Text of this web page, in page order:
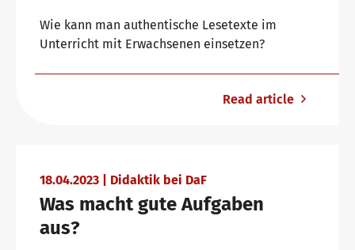
telc in the media
Meet telc
Wie kann man authentische Lesetexte im
Unterricht mit Erwachsenen einsetzen?
Read article
18.04.2023 | Didaktik bei DaF
Was macht gute Aufgaben
aus?